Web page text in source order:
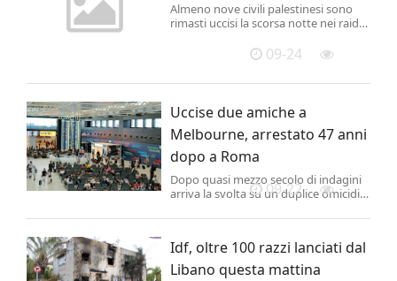
Almeno nove civili palestinesi sono
rimasti uccisi la scorsa notte nei raid
di Gaza secondo quanto scrive Al
Jazeera, citando il ministero della
Sanità di Hamas a Gaza, che parla di
09-24
Uccise due amiche a
Melbourne, arrestato 47 anni
dopo a Roma
Dopo quasi mezzo secolo di indagini
arriva la svolta su un duplice omicidio
australiana di Melbourne. Il presunto
Roma, dall'altra parte del mondo.
09-22
Idf, oltre 100 razzi lanciati dal
Libano questa mattina